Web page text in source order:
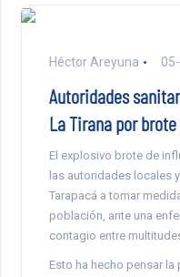
Héctor Areyuna
Autoridades
La Tirana por brote
El explosivo brote de
las autoridades locales
Tarapacá a tomar
población, ante una
contagio entre
Esto ha hecho pensar